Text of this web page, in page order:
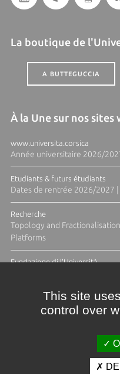
La boutique de
A BUTTEGUCCIA
À la Une sur nos sites
www.universita.corsica
Année universitaire 2026/
Etudiants & futurs étudiants
Dates de rentrée 2026/2027 |
Recherche
Topology and
Platforms
Fundazione di l'Università
This site
control over